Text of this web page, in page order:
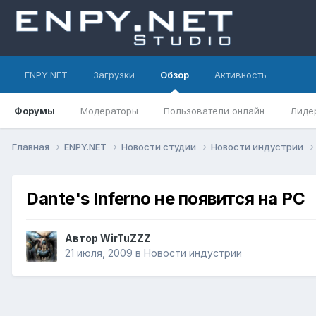
ENPY.NET Загрузки Обзор
Форумы Модераторы Пользователи онлайн
Активность
Главная ENPY.NET Новости студии Новости индустрии
Dante's Inferno не появится на PC
Автор WirTuZZZ
21 июля, 2009 в Новости индустрии